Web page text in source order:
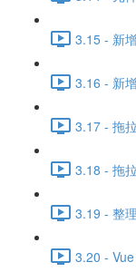
3.15 - 新
3.16 - 新
3.17 - 拖
3.18 - 拖
3.19 - 整
3.20 -